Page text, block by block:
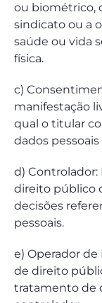
ou biométrico,
sindicato ou a
saúde ou vida
física.
c)
manifestação
qual o titular
dados
d) Controlador:
direito público
decisões
pessoais.
e) Operador de
de direito
tratamento de